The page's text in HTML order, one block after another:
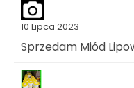
10 Lipca 2023
Sprzedam Miód